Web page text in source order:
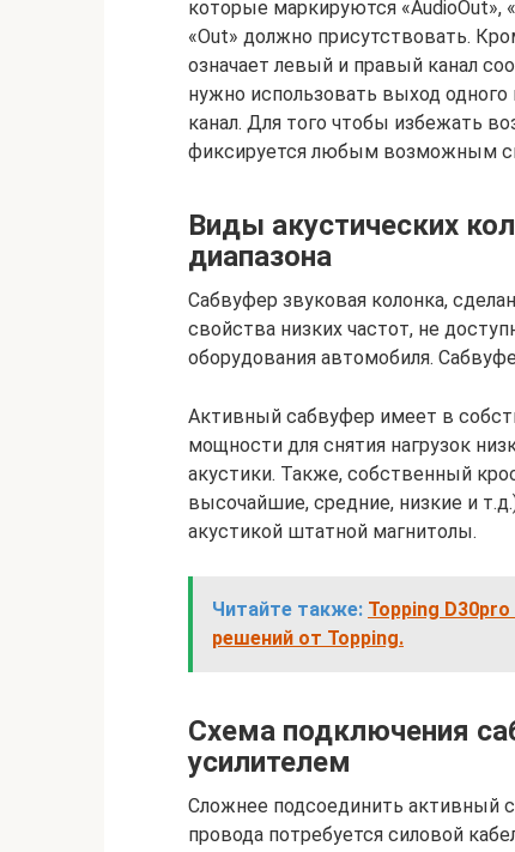
которые маркируются «AudioOut»,
«Out» должно присутствовать.
означает левый и правый канал
нужно использовать выход
канал. Для того чтобы избежать
фиксируется любым возможным
Виды акустических
диапазона
Сабвуфер звуковая колонка,
свойства низких частот, не
оборудования автомобиля.
Активный сабвуфер имеет в
мощности для снятия нагрузок
акустики. Также, собственный
высочайшие, средние, низкие и
акустикой штатной магнитолы.
Читайте также: Topping
решений от Topping.
Схема подключения
усилителем
Сложнее подсоединить активный
провода потребуется силовой